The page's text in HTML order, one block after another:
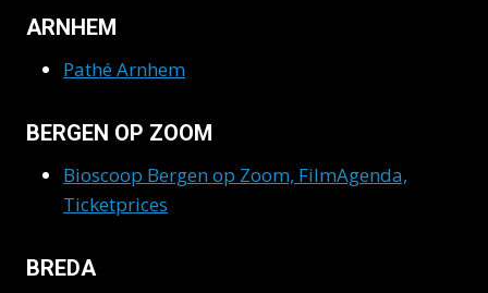
ARNHEM
Pathé Arnhem
BERGEN OP ZOOM
Bioscoop Bergen op Zoom, FilmAgenda,
Ticketprices
BREDA